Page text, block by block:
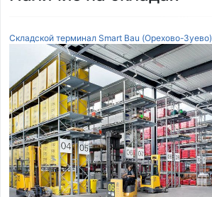
Складской терминал Smart Bau (Орехово-Зуево)